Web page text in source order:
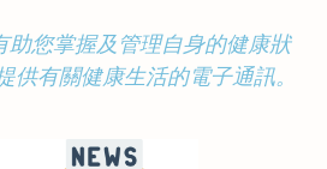
助您掌握及管理自身的健康狀
供有關健康生活的電子通訊。